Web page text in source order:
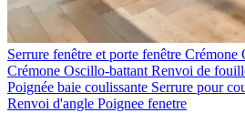
Serrure fenêtre et porte fenêtre
Crémone Oscillo-battant Renvoi de
Poignée baie coulissante Serrure pour
Renvoi d'angle Poignee fenetre